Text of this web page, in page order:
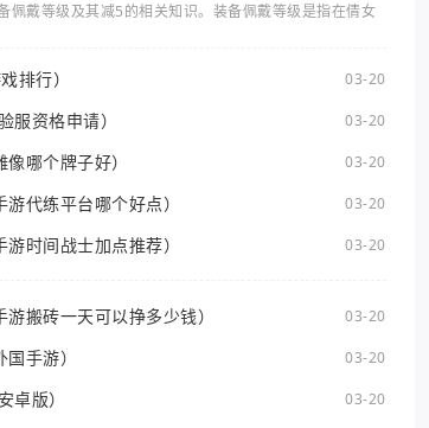
佩戴等级及其减5的相关知识。装备佩戴等级是指在倩女
排行） 03-20
服资格申请） 03-20
哪个牌子好） 03-20
代练平台哪个好点） 03-20
时间战士加点推荐） 03-20
搬砖一天可以挣多少钱） 03-20
手游） 03-20
卓版） 03-20